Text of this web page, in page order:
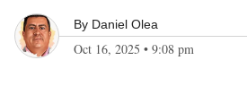
By Daniel Olea
Oct 16, 2025 • 9:08 pm